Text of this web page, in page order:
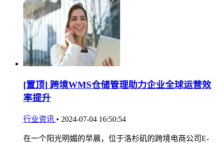
[置顶] 跨境WMS仓储管理助力企业全球运营效
率提升
行业资讯 • 2024-07-04 16:50:54
在一个阳光明媚的早晨，位于洛杉矶的跨境电商公司E-